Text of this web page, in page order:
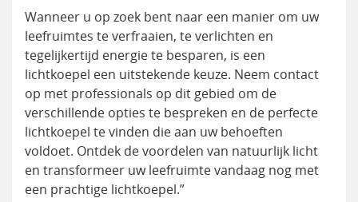
Wanneer u op zoek bent naar een manier om uw
leefruimtes te verfraaien, te verlichten en
tegelijkertijd energie te besparen, is een
lichtkoepel een uitstekende keuze. Neem contact
op met professionals op dit gebied om de
verschillende opties te bespreken en de perfecte
lichtkoepel te vinden die aan uw behoeften
voldoet. Ontdek de voordelen van natuurlijk licht
en transformeer uw leefruimte vandaag nog met
een prachtige lichtkoepel.”